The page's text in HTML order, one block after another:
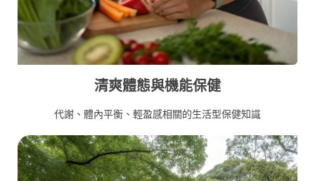
清爽體態與機能保健
代謝、體內平衡、輕盈感相關的生活型保健知識